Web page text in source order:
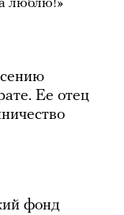
люблю!»
Ее отец
фонд